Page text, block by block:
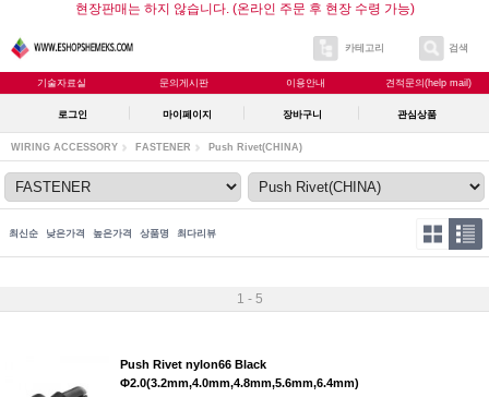
현장판매는 하지 않습니다. (온라인 주문 후 현장 수령 가능)
카테고리 검색
기술자료실 문의게시판 이용안내 견적문의(help mail)
로그인 마이페이지 장바구니 관심상품
WIRING ACCESSORY FASTENER Push Rivet(CHINA)
최신순 낮은가격 높은가격 상품명 최다리뷰
1 - 5
Push Rivet nylon66 Black
Φ2.0(3.2mm,4.0mm,4.8mm,5.6mm,6.4mm)